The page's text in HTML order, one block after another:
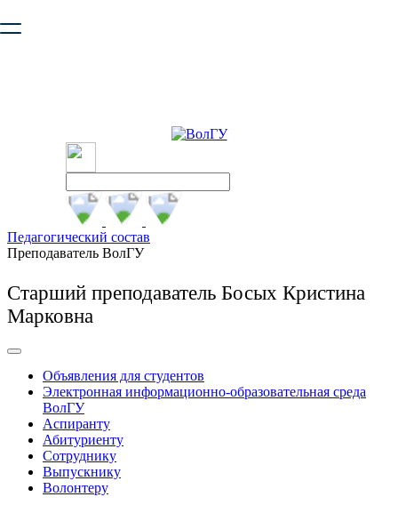
безопасную работу с сайтом. Пожалуйста
Педагогический состав
Преподаватель ВолГУ
Старший преподаватель Босых Кристина
Марковна
Объявления для студентов
Электронная информационно-образовательная среда
ВолГУ
Аспиранту
Абитуриенту
Сотруднику
Выпускнику
Волонтеру